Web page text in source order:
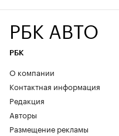
РБК АВТО
РБК
О компании
Контактная информация
Редакция
Авторы
Размещение рекламы